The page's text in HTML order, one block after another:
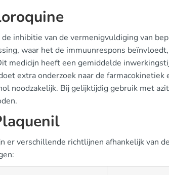
inhibitie van de vermenigvuldiging van
waar het de immuunrespons
medicijn heeft een gemiddelde
extra onderzoek naar de farmacokinetiek
noodzakelijk. Bij gelijktijdig gebruik met
verschillende richtlijnen afhankelijk van